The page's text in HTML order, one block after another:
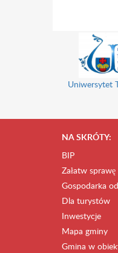
Uniwersytet
NA SKRÓTY:
BIP
Załatw sprawę
Gospodarka
Dla turystów
Inwestycje
Mapa gminy
Gmina w